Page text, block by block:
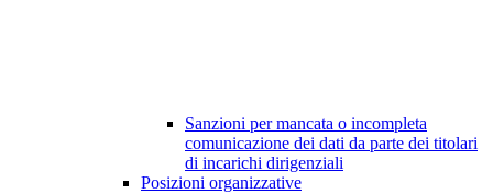
Sanzioni per mancata o incompleta
comunicazione dei dati da parte dei titolari
di incarichi dirigenziali
Posizioni organizzative